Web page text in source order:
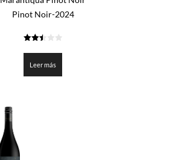
Pinot Noir-2024
Leer más